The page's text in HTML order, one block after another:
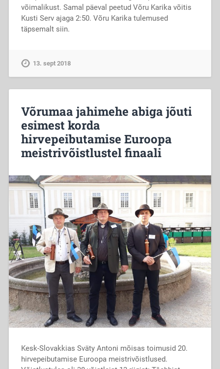
võimalikust. Samal päeval peetud Võru Karika võitis
Kusti Serv ajaga 2:50. Võru Karika tulemused
täpsemalt siin.
13. sept 2018
Võrumaa jahimehe abiga jõuti
esimest korda
hirvepeibutamise Euroopa
meistrivõistlustel finaali
Kesk-Slovakkias Sväty Antoni mõisas toimusid 20.
hirvepeibutamise Euroopa meistrivõistlused.